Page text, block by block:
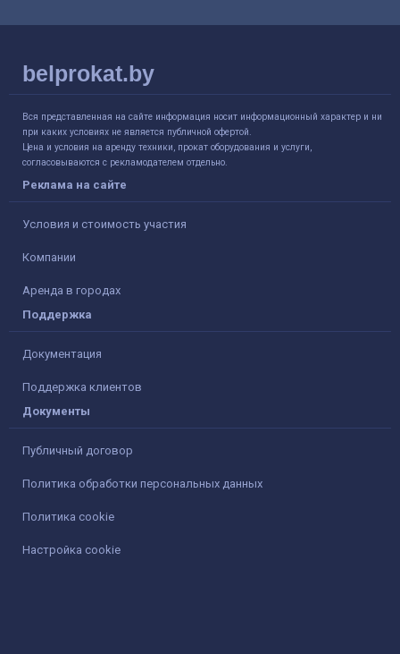
belprokat.by
Вся представленная на сайте информация носит информационный характер и ни
при каких условиях не является публичной офертой.
Цена и условия на аренду техники, прокат оборудования и услуги,
согласовываются с рекламодателем отдельно.
Реклама на сайте
Условия и стоимость участия
Компании
Аренда в городах
Поддержка
Документация
Поддержка клиентов
Документы
Публичный договор
Политика обработки персональных данных
Политика cookie
Настройка cookie